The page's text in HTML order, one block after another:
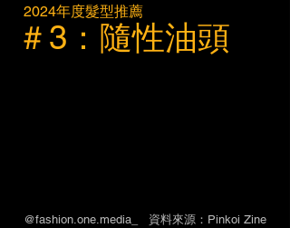
2024年度髮型推薦
＃3：隨性油頭
@fashion.one.media_   資料來源：Pinkoi Zine